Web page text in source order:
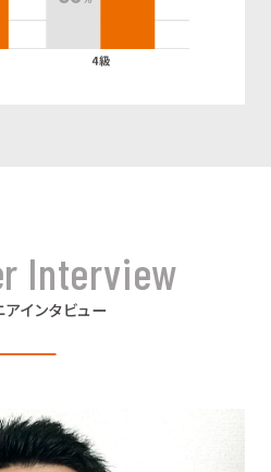
Interview
アインタビュー